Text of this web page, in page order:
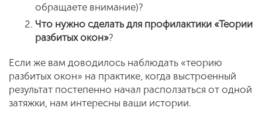
обращаете внимание)?
Что нужно сделать для профилактики «Теории
разбитых окон»?
Если же вам доводилось наблюдать «теорию
разбитых окон» на практике, когда выстроенный
результат постепенно начал расползаться от одной
затяжки, нам интересны ваши истории.